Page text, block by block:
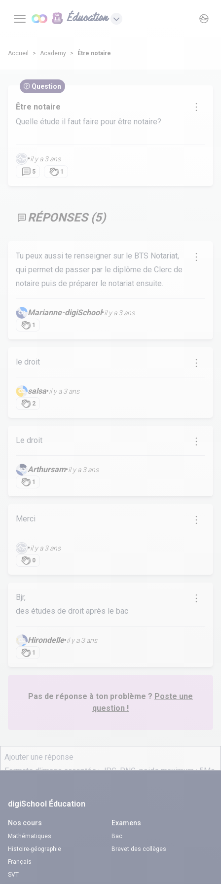
Éducation
Accueil Academy Être notaire
Question
Être notaire
Quelle étude il faut faire pour être notaire?
•il y a 3 ans
5 1
RÉPONSES (5)
Tu peux aussi te renseigner sur le BTS Notariat,
qui permet de passer par le diplôme de Clerc de
notaire puis de préparer le notariat ensuite.
Marianne-digiSchool•il y a 3 ans
1
le droit
salsa•il y a 3 ans
2
Le droit
Arthursam•il y a 3 ans
1
Merci
•il y a 3 ans
0
Bjr,
des études de droit après le bac
Hirondelle•il y a 3 ans
1
Pas de réponse à ton problème ? Poste une
question !
digiSchool Éducation
Nos cours
Mathématiques
Histoire-géographie
Français
SVT
Examens
Bac
Brevet des collèges